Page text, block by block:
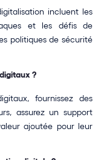
incluent les
et les défis de
politiques de sécurité
?
fournissez des
assurez un support
ajoutée pour leur